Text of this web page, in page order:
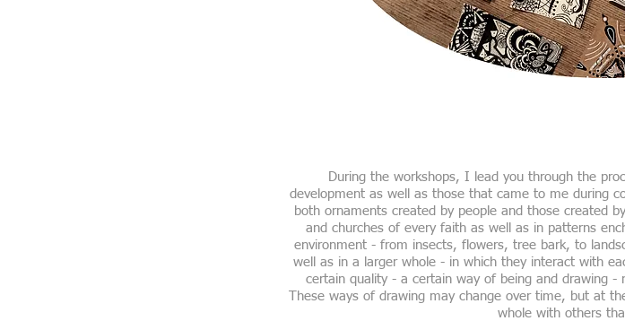
During the workshops, I lead you through the
development as well as those that came to me during
both ornaments created by people and those created
and churches of every faith as well as in patterns
environment - from insects, flowers, tree bark, to
well as in a larger whole - in which they interact with
certain quality - a certain way of being and drawing
These ways of drawing may change over time, but at
whole with others